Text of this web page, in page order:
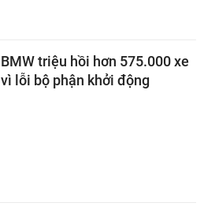
BMW triệu hồi hơn 575.000 xe
vì lỗi bộ phận khởi động